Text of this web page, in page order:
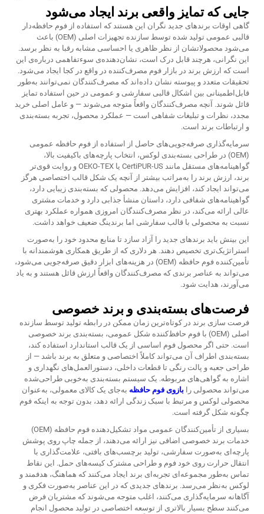
جایی که تمایز واقعی برند ایجاد می‌شود
گاهی اوقات برندهای جدید نگران این هستند که استفاده از فوم حافظه‌دار
قالبی عمومی تولید شده توسط سازنده تجهیزات اصلی (OEM) باعث
می‌شود محصولاتشان از نظر ظاهری یا احساسی مشابه رقبا به نظر برسد.
این نگرانی، هرچند قابل درک است، نشان‌دهنده‌ی سوءتفاهمی درباره‌ی این
است که ارزش برند در بازار فوم مصرف‌کننده در واقع در کجا ایجاد می‌شود.
تحقیقات متعدد و پیوسته نشان داده‌اند که مصرف‌کنندگان نمی‌توانند به‌طور
قابل‌اطمینانی بین اشکال قالبی سفارشی و عمومی در حین استفاده تمایز
قائل شوند. آنچه مصرف‌کنندگان واقعاً متوجه می‌شوند — و عامل اصلی خرید
مجدد، نظرات و تبلیغات شفاهی است — عملکرد محصول، تجربه بسته‌بندی
و ارتباطات برند است.
سرمایه‌گذاری صرفه‌جویی‌های حاصل از استفاده از فوم حافظه عمومی
(OEM) در طراحی بسته‌بندی لوکس، انتخاب پارچه‌های باکیفیت بالا،
گواهینامه‌های مستقل مانند CertiPUR-US یا OEKO-TEX و روایت قوی‌تر
برند، ارزش برند را به‌مراتب بیشتر از آنچه یک شکل قالب اختصاصی هرگز
می‌تواند ایجاد کند، افزایش می‌دهد. محصولی که بسته‌بندی زیبایی دارد،
گواهینامه‌های شفافی دارد، داستان منشأ جذابی دارد و خدمات مشتری
عالی ارائه می‌کند، در نظر مصرف‌کنندگان امروزی همواره عملکرد بهتری
نسبت به محصولی با قالب سفارشی اما برندینگ ضعیف خواهد داشت.
این بینش باید برندهای جدید را آزاد سازد تا منابع محدود خود را به‌صورت
استراتژیک‌تری تخصیص دهند. هر دلاری که از طریق همکاری هوشمندانه با
تأمین‌کننده فوم حافظه (OEM) در هزینه‌های ابزار دقیق صرفه‌جویی می‌شود،
می‌تواند به عناصر برندی که مصرف‌کنندگان واقعاً ارزش قائل هستند و به یاد
می‌آورند، هدایت شود.
فرصت‌های بسته‌بندی و برند خصوصی
فرصت سازی برند در کوتاه‌ترین زمان ممکن در رابطه تولید توسط سازنده
اصلی (OEM) با فوم حافظ‌کننده شکل عمومی، بسته‌بندی برند خصوصی
است. حتی اگر محصول فوم اساسی از یک قالب استاندارد استفاده کند،
بسته‌بندی اطراف آن می‌تواند کاملاً اختصاصی و متعلق به برند باشد — از
طراحی جعبه و پالت رنگی تا قطعات داخلی، دستورالعمل‌های نگهداری و
اشاره به گواهی‌های مربوطه. یک سیستم بسته‌بندی به‌خوبی طراحی‌شده
می‌تواند محصولی را بازوی فوم حافظه به‌جای یک کالای معمولی، به‌عنوان
محصولی لوکس و مرتبط با سبک زندگی ارائه دهد، بدون توجه به اینکه فوم
چگونه شکل گرفته است.
بسیاری از تأمین‌کنندگان عمومی مواد تشکیل‌دهنده فوم حافظه (OEM)
خدمات برند خصوصی اضافی نیز ارائه می‌دهند، از جمله چاپ روی پوشش
پارچه‌ای به‌صورت سفارشی، تولید برچسب‌های بافتی، علامت‌گذاری با
انتقال حرارت روی خود فوم و طراحی مشترک کیسه‌های حمل. این نقاط
تماس به‌طور مجموعه‌ای تجربه‌ای برند ایجاد می‌کنند که هماهنگ، هدفمند و
لوکس به‌نظر می‌رسد. برندهای جدیدی که در این عناصر به‌صورت فکری و
آگاهانه سرمایه‌گذاری می‌کنند، اغلب متوجه می‌شوند که مشتریان فرض
می‌کنند سطح بسیار بالاتری از توسعه اختصاصی در تولید محصول انجام